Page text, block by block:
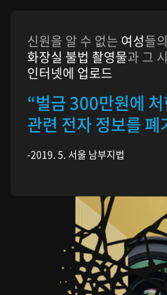
신원을 알 수 없는 여성들의
화장실 불법 촬영물과 그
인터넷에 업로드
“벌금 300만원에
관련 전자 정보를 폐
-2019. 5. 서울 남부지법